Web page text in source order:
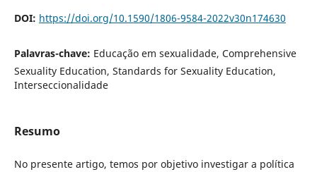
DOI: https://doi.org/10.1590/1806-9584-2022v30n174630
Palavras-chave: Educação em sexualidade, Comprehensive
Sexuality Education, Standards for Sexuality Education,
Interseccionalidade
Resumo
No presente artigo, temos por objetivo investigar a política